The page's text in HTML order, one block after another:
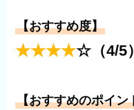
【おすすめ度】
★★★★☆（4/5）
【おすすめのポイン